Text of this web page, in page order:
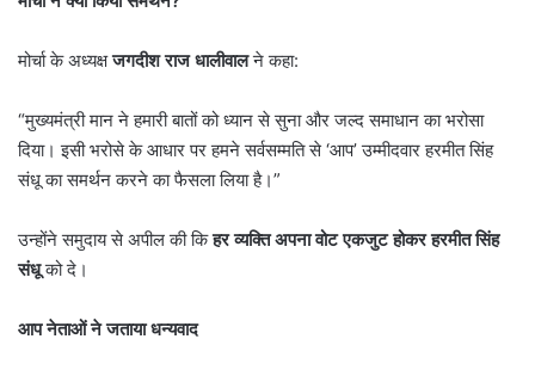
मोर्चा के अध्यक्षजगदीश राज धालीवालने कहा:
“मुख्यमंत्री मान ने हमारी बातों को ध्यान से सुना और जल्द समाधान का भरोसा
दिया। इसी भरोसे के आधार पर हमने सर्वसम्मति से ‘आप’ उम्मीदवार हरमीत सिंह
संधू का समर्थन करने का फैसला लिया है।”
उन्होंने समुदाय से अपील की किहर व्यक्ति अपना वोट एकजुट होकर हरमीत सिंह
संधूको दे।
आप नेताओं ने जताया धन्यवाद